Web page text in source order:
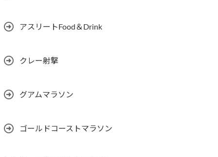
アスリートFood＆Drink
クレー射撃
グアムマラソン
ゴールドコーストマラソン